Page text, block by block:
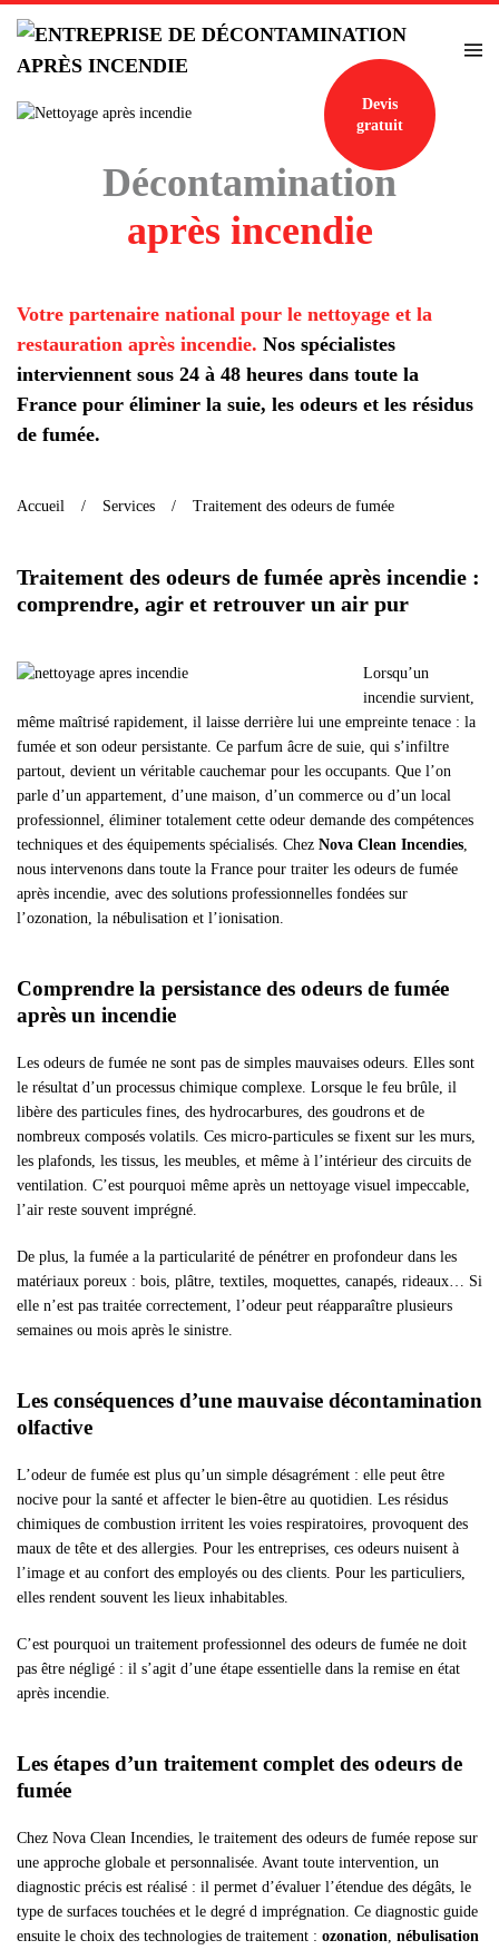
Accéder au contenu principal
Devis
gratuit
Décontamination
après incendie
Votre partenaire national pour le nettoyage et la
restauration après incendie. Nos spécialistes
interviennent sous 24 à 48 heures dans toute la
France pour éliminer la suie, les odeurs et les résidus
de fumée.
Accueil Services Traitement des odeurs de fumée
Traitement des odeurs de fumée après incendie :
comprendre, agir et retrouver un air pur
Lorsqu’un
incendie survient,
même maîtrisé rapidement, il laisse derrière lui une empreinte tenace : la
fumée et son odeur persistante. Ce parfum âcre de suie, qui s’infiltre
partout, devient un véritable cauchemar pour les occupants. Que l’on
parle d’un appartement, d’une maison, d’un commerce ou d’un local
professionnel, éliminer totalement cette odeur demande des compétences
techniques et des équipements spécialisés. Chez Nova Clean Incendies
nous intervenons dans toute la France pour traiter les odeurs de fumée
après incendie, avec des solutions professionnelles fondées sur
l’ozonation, la nébulisation et l’ionisation.
Comprendre la persistance des odeurs de fumée
après un incendie
Les odeurs de fumée ne sont pas de simples mauvaises odeurs. Elles sont
le résultat d’un processus chimique complexe. Lorsque le feu brûle, il
libère des particules fines, des hydrocarbures, des goudrons et de
nombreux composés volatils. Ces micro-particules se fixent sur les murs,
les plafonds, les tissus, les meubles, et même à l’intérieur des circuits de
ventilation. C’est pourquoi même après un nettoyage visuel impeccable,
l’air reste souvent imprégné.
De plus, la fumée a la particularité de pénétrer en profondeur dans les
matériaux poreux : bois, plâtre, textiles, moquettes, canapés, rideaux… Si
elle n’est pas traitée correctement, l’odeur peut réapparaître plusieurs
semaines ou mois après le sinistre.
Les conséquences d’une mauvaise décontamination
olfactive
L’odeur de fumée est plus qu’un simple désagrément : elle peut être
nocive pour la santé et affecter le bien-être au quotidien. Les résidus
chimiques de combustion irritent les voies respiratoires, provoquent des
maux de tête et des allergies. Pour les entreprises, ces odeurs nuisent à
l’image et au confort des employés ou des clients. Pour les particuliers,
elles rendent souvent les lieux inhabitables.
C’est pourquoi un traitement professionnel des odeurs de fumée ne doit
pas être négligé : il s’agit d’une étape essentielle dans la remise en état
après incendie.
Les étapes d’un traitement complet des odeurs de
fumée
Chez Nova Clean Incendies, le traitement des odeurs de fumée repose sur
une approche globale et personnalisée. Avant toute intervention, un
diagnostic précis est réalisé : il permet d’évaluer l’étendue des dégâts, le
type de surfaces touchées et le degré d imprégnation. Ce diagnostic guide
ensuite le choix des technologies de traitement : ozonation nébulisation